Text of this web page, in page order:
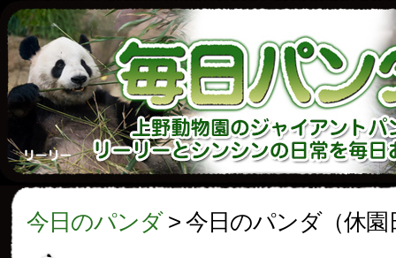
今日のパンダ> 今日のパンダ（休園